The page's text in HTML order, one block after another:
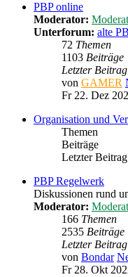
PBP online
Moderator:
Unterforum: alte
72 Themen
1103 Beiträge
Letzter Beitrag
von GAMER
Fr 22. Dez
Organisation und
Themen
Beiträge
Letzter Beitrag
PBP Regelwerk
Diskussionen rund
Moderator:
166 Themen
2535 Beiträge
Letzter Beitrag
von Bondar
Fr 28. Okt